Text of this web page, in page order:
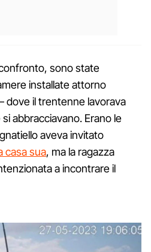
sono state
installate attorno
dove il trentenne lavorava
abbracciavano. Erano le
aveva invitato
casa sua, ma la ragazza
a incontrare il